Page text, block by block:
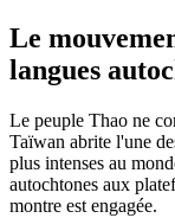
Le
langues
Le peuple Thao ne
Taïwan abrite l'une
plus intenses au
autochtones aux
montre est engagée.